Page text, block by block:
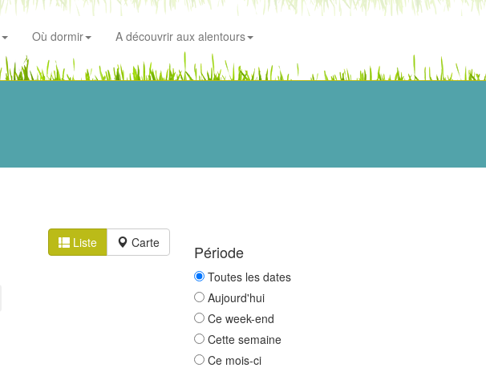
Où dormir A découvrir aux alentours
Liste Carte Période
Toutes les dates
Aujourd'hui
Ce week-end
Cette semaine
Ce mois-ci